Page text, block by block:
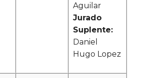
Aguilar
Jurado
Suplente:
Daniel
Hugo Lopez